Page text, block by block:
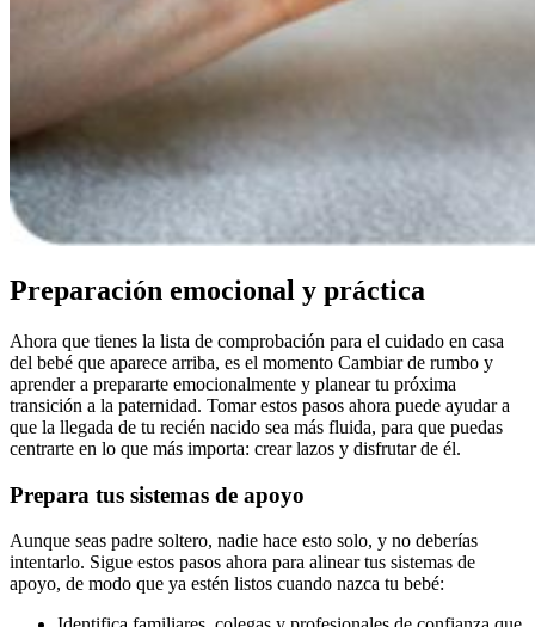
Preparación emocional y práctica
Ahora que tienes la lista de comprobación para el cuidado en casa
del bebé que aparece arriba, es el momento Cambiar de rumbo y
aprender a prepararte emocionalmente y planear tu próxima
transición a la paternidad. Tomar estos pasos ahora puede ayudar a
que la llegada de tu recién nacido sea más fluida, para que puedas
centrarte en lo que más importa: crear lazos y disfrutar de él.
Prepara tus sistemas de apoyo
Aunque seas padre soltero, nadie hace esto solo, y no deberías
intentarlo. Sigue estos pasos ahora para alinear tus sistemas de
apoyo, de modo que ya estén listos cuando nazca tu bebé: